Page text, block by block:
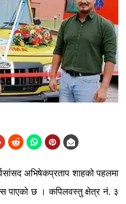
अभिषेकप्रताप शाहको पहलमा
पाएको छ । कपिलवस्तु क्षेत्र नं. ३